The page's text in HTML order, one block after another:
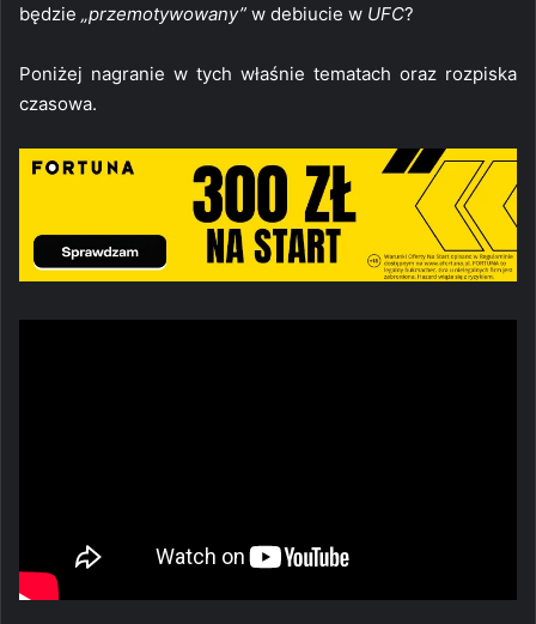
będzie „przemotywowany” w debiucie w UFC?
Poniżej nagranie w tych właśnie tematach oraz rozpiska
czasowa.